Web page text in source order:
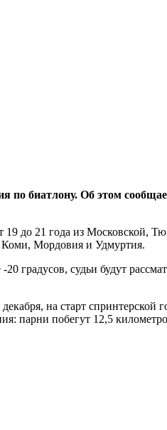
биатлону. Об этом
до 21 года из Московской,
Коми, Мордовия и Удмуртия.
градусов, судьи будут
на старт спринтерской
парни побегут 12,5